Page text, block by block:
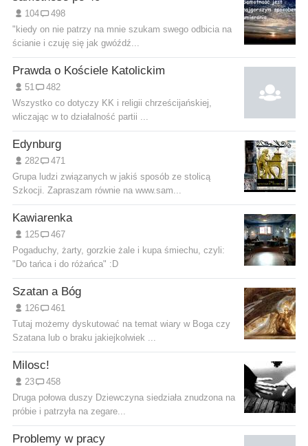
104
498
"kiedy on nie patrzy na mnie szukam swego odbicia na
ścianie i czuję się jak gwóźdź...
Prawda o Kościele Katolickim
51
482
Wszystko co dotyczy KK i religii chrześcijańskiej,
wliczając w to działalność partii ...
Edynburg
282
471
Grupa ludzi związanych w jakiś sposób ze stolicą
Szkocji. Zapraszam równie na www.sam...
Kawiarenka
125
467
Pogaduchy, żarty, gorzkie żale i kupa śmiechu, czyli:
"Do tańca i do różańca" :D
Szatan a Bóg
126
461
Tutaj możemy dyskutować na temat wiary w Boga czy
Szatana lub o braku jakiejkolwiek ...
Milosc!
23
458
Druga połowa duszy Dziewczyna siedziała znudzona na
próbie i patrzyła na zegare...
Problemy w pracy